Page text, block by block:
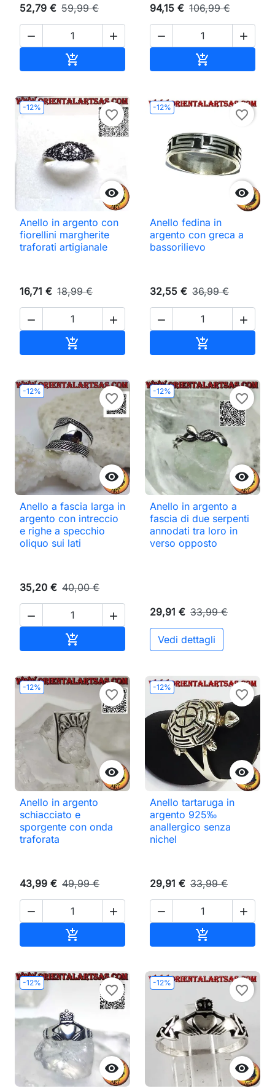
52,79 € 59,99 €
 

94,15 € 106,99 €
 

-12%

favorite_border
Anello in argento con
fiorellini margherite
traforati artigianale
16,71 € 18,99 €
 

-12%

favorite_border
Anello fedina in
argento con greca a
bassorilievo
32,55 € 36,99 €
 

-12%

favorite_border
Anello a fascia larga in
argento con intreccio
e righe a specchio
oliquo sui lati
35,20 € 40,00 €
 
 Aggiungi al carrello
-12%

favorite_border
Anello in argento a
fascia di due serpenti
annodati tra loro in
verso opposto
29,91 € 33,99 €
Vedi dettagli
-12%

favorite_border
Anello in argento
schiacciato e
sporgente con onda
traforata
43,99 € 49,99 €
 

-12%

favorite_border
Anello tartaruga in
argento 925‰
anallergico senza
nichel
29,91 € 33,99 €
 

-12%

favorite_border
-12%

favorite_border